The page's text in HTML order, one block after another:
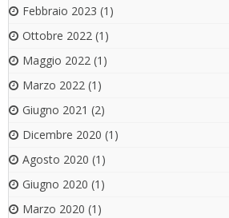
Febbraio 2023 (1)
Ottobre 2022 (1)
Maggio 2022 (1)
Marzo 2022 (1)
Giugno 2021 (2)
Dicembre 2020 (1)
Agosto 2020 (1)
Giugno 2020 (1)
Marzo 2020 (1)